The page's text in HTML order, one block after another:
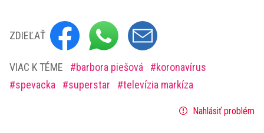
ZDIEĽAŤ
VIAC K TÉME barbora piešová
koronavírus
spevacka
superstar televízia markíza
Nahlásiť problém